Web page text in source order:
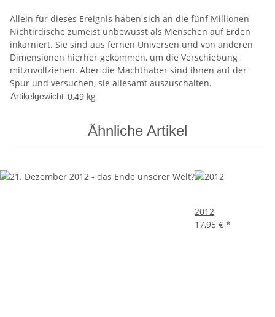
Allein für dieses Ereignis haben sich an die fünf Millionen
Nichtirdische zumeist unbewusst als Menschen auf Erden
inkarniert. Sie sind aus fernen Universen und von anderen
Dimensionen hierher gekommen, um die Verschiebung
mitzuvollziehen. Aber die Machthaber sind ihnen auf der
Spur und versuchen, sie allesamt auszuschalten.
Artikelgewicht:0,49 kg
Ähnliche Artikel
2012
17,95 € *